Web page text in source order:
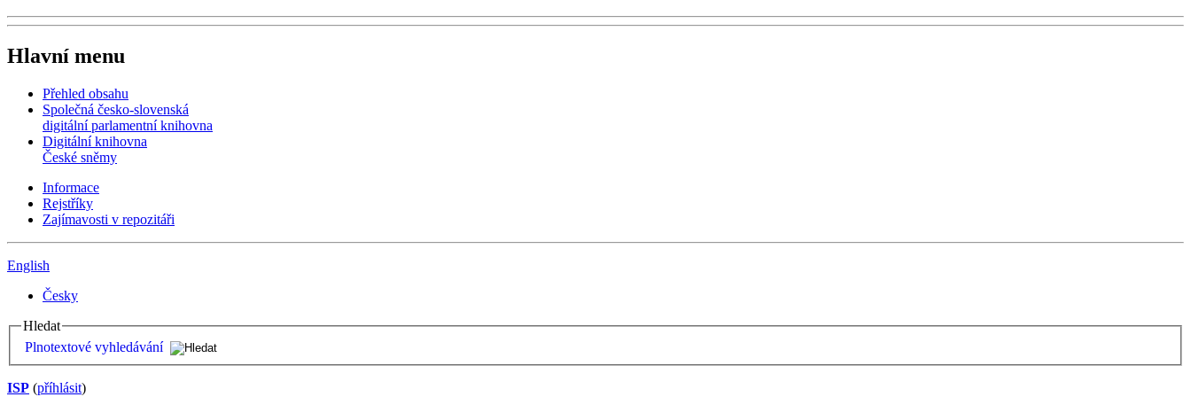
Hlavní menu
Přehled obsahu
Společná česko-slovenská
digitální parlamentní knihovna
Digitální knihovna
České sněmy
Informace
Rejstříky
Zajímavosti v repozitáři
English
Česky
Hledat
Plnotextové vyhledávání
ISP (příhlásit)